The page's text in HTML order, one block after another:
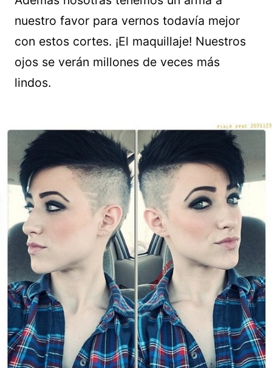
nuestro favor para vernos todavía mejor
con estos cortes. ¡El maquillaje! Nuestros
ojos se verán millones de veces más
lindos.